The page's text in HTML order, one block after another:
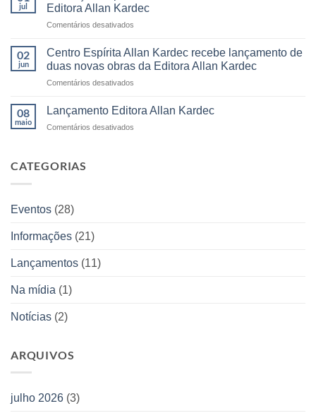
reúne
leitores,
momentos
inesquecíveis
do
Livro
em
julho
Kardec
jul
Editora Allan Kardec
Comentários desativados
Espírita
Infantil
conhece
da
02
jun
Centro Espírita Allan Kardec recebe lançamento de
duas novas obras da Editora Allan Kardec
Comentários desativados
Espírita
08
maio
Lançamento Editora Allan Kardec
Comentários desativados
CATEGORIAS
Eventos (28)
Informações (21)
Lançamentos (11)
Na mídia (1)
Notícias (2)
ARQUIVOS
julho 2026 (3)